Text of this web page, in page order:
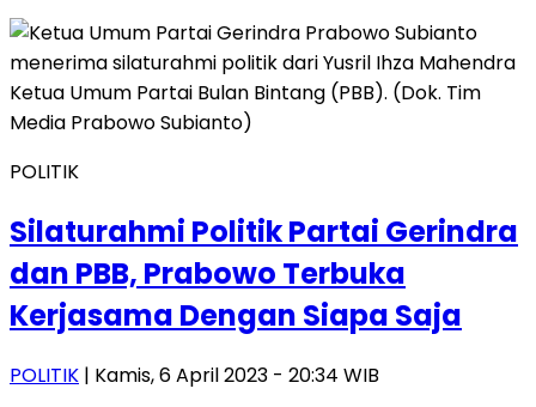
POLITIK
Silaturahmi Politik Partai Gerindra
dan PBB, Prabowo Terbuka
Kerjasama Dengan Siapa Saja
POLITIK | Kamis, 6 April 2023 - 20:34 WIB